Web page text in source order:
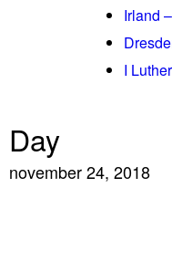
Irland
I
Day
november 24, 2018